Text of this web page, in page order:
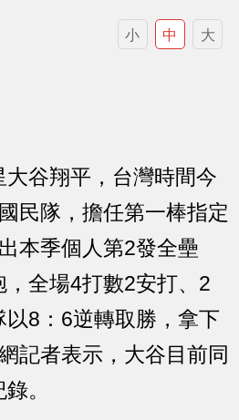
小 中 大
谷翔平，台灣時間今
民隊，擔任第一棒指定
本季個人第2發全壘
全場4打數2安打、2
8：6逆轉取勝，拿下
記者表示，大谷目前同
。